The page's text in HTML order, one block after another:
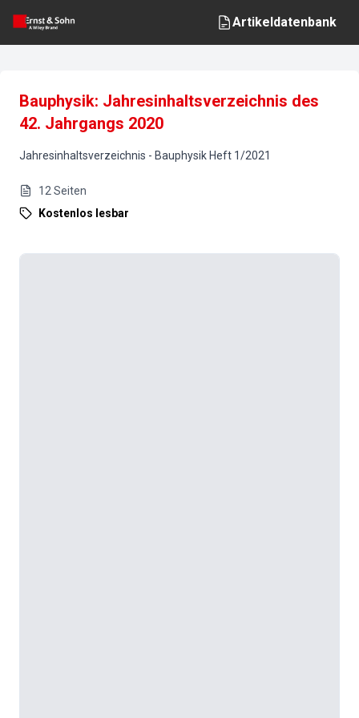
Artikeldatenbank
Bauphysik: Jahresinhaltsverzeichnis des
42. Jahrgangs 2020
Jahresinhaltsverzeichnis - Bauphysik Heft 1/2021
12 Seiten
Kostenlos lesbar